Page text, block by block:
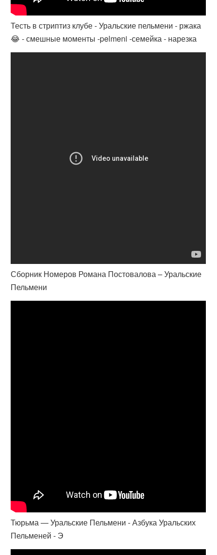
Тесть в стриптиз клубе - Уральские пельмени - ржака
😂 - смешные моменты -pelmeni -семейка - нарезка
Сборник Номеров Романа Постовалова – Уральские
Пельмени
Тюрьма — Уральские Пельмени - Азбука Уральских
Пельменей - Э